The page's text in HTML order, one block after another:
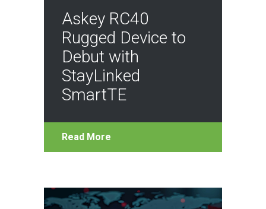
Askey RC40
Rugged Device to
Debut with
StayLinked
SmartTE
Read More